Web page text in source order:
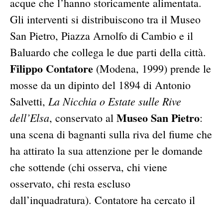
acque che l’hanno storicamente alimentata.
Gli interventi si distribuiscono tra il Museo
San Pietro, Piazza Arnolfo di Cambio e il
Baluardo che collega le due parti della città.
Filippo Contatore (Modena, 1999) prende le
mosse da un dipinto del 1894 di Antonio
Salvetti, La Nicchia o Estate sulle Rive
dell’Elsa, conservato al Museo San Pietro:
una scena di bagnanti sulla riva del fiume che
ha attirato la sua attenzione per le domande
che sottende (chi osserva, chi viene
osservato, chi resta escluso
dall’inquadratura). Contatore ha cercato il